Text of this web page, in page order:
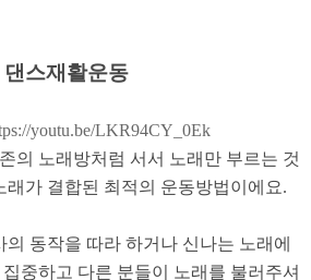
댄스재활운동
youtu.be/LKR94CY_0Ek
의 노래방처럼 서서 노래만 부르는 것
래가 결합된 최적의 운동방법이에요.
의 동작을 따라 하거나 신나는 노래에
중하고 ​다른 분들이 노래를 불러주셔